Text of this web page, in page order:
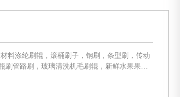
管路刷，玻璃清洗机毛刷辊，新鲜水果果蔬